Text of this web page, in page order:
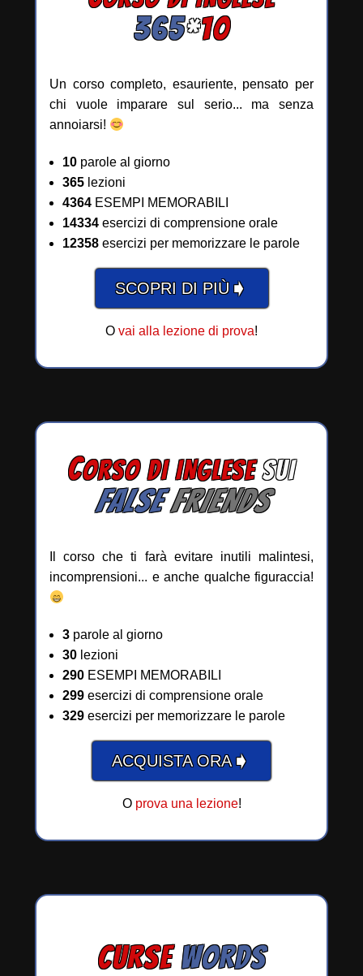
365*10
Un corso completo, esauriente, pensato per
chi vuole imparare sul serio... ma senza
annoiarsi!
10 parole al giorno
365 lezioni
4364 ESEMPI MEMORABILI
14334 esercizi di comprensione orale
12358 esercizi per memorizzare le parole
SCOPRI DI PIÙ➧
O vai alla lezione di prova!
CORSO DI INGLESESUI
FALSEFRIENDS
Il corso che ti farà evitare inutili malintesi,
incomprensioni... e anche qualche figuraccia!
3 parole al giorno
30 lezioni
290 ESEMPI MEMORABILI
299 esercizi di comprensione orale
329 esercizi per memorizzare le parole
ACQUISTA ORA➧
O prova una lezione!
CURSE WORDS